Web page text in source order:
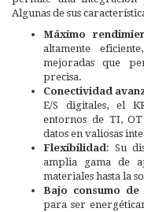
Algunas de sus
Máximo
altamente
mejoradas que
precisa.
Conectividad
E/S digitales, el
entornos de TI,
datos en valiosas
Flexibilidad: Su
amplia gama de
materiales hasta la
Bajo consumo de
para ser